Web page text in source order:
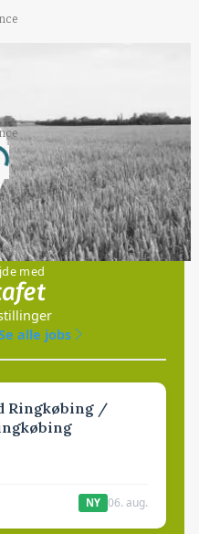
et røgslør om
med
alle jobs
Ringkøbing /
NY 06. aug.